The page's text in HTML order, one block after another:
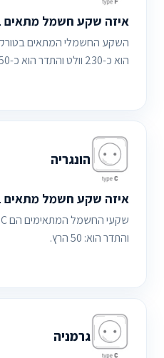
איזה שקע חשמל מתאים
הוא כ-230 וולט והתדר הוא כ-50 הרץ.
הונגריה
איזה שקע חשמל מתאים
והתדר הוא: 50 הרץ.
גרמניה